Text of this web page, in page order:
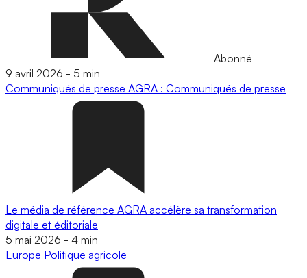
Abonné
9 avril 2026 - 5 min
Communiqués de presse AGRA : Communiqués de presse
Le média de référence AGRA accélère sa transformation
digitale et éditoriale
5 mai 2026 - 4 min
Europe Politique agricole